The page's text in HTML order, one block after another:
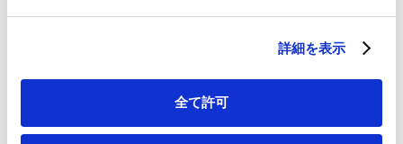
HubSpot プライバシーポリシー（外部サイト）
詳細を表示
全て許可
NEWSLETTERS
【キャピタル・マーケッツ】活用が広がるデジ